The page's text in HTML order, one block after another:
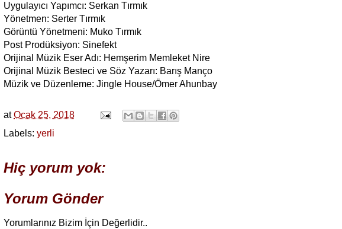
Uygulayıcı Yapımcı: Serkan Tırmık
Yönetmen: Serter Tırmık
Görüntü Yönetmeni: Muko Tırmık
Post Prodüksiyon: Sinefekt
Orijinal Müzik Eser Adı: Hemşerim Memleket Nire
Orijinal Müzik Besteci ve Söz Yazarı: Barış Manço
Müzik ve Düzenleme: Jingle House/Ömer Ahunbay
atOcak 25, 2018
Labels: yerli
Hiç yorum yok:
Yorum Gönder
Yorumlarınız Bizim İçin Değerlidir..